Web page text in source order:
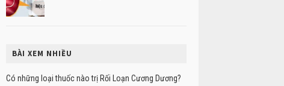
BÀI XEM NHIỀU
Có những loại thuốc nào trị Rối Loạn Cương Dương?